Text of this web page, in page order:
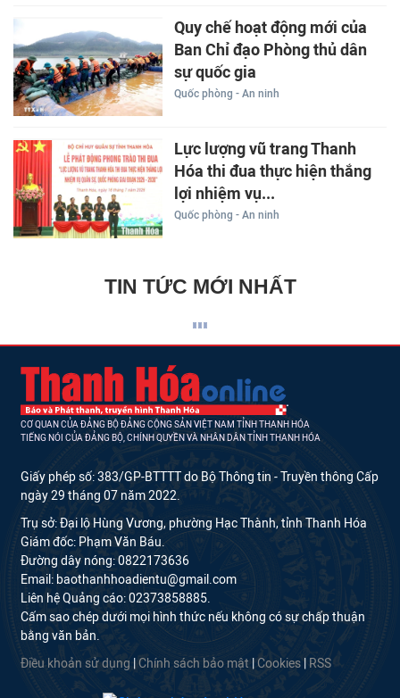
Quy chế hoạt động mới của
Ban Chỉ đạo Phòng thủ dân
sự quốc gia
Quốc phòng - An ninh
Lực lượng vũ trang Thanh
Hóa thi đua thực hiện thắng
lợi nhiệm vụ...
Quốc phòng - An ninh
TIN TỨC MỚI NHẤT
CƠ QUAN CỦA ĐẢNG BỘ ĐẢNG CỘNG SẢN VIỆT NAM TỈNH THANH HÓA
TIẾNG NÓI CỦA ĐẢNG BỘ, CHÍNH QUYỀN VÀ NHÂN DÂN TỈNH THANH HÓA
Giấy phép số: 383/GP-BTTTT do Bộ Thông tin - Truyền thông Cấp
ngày 29 tháng 07 năm 2022.
Trụ sở: Đại lộ Hùng Vương, phường Hạc Thành, tỉnh Thanh Hóa
Giám đốc: Phạm Văn Báu.
Đường dây nóng: 0822173636
Email: baothanhhoadientu@gmail.com
Liên hệ Quảng cáo: 02373858885.
Cấm sao chép dưới mọi hình thức nếu không có sự chấp thuận
bằng văn bản.
Điều khoản sử dụng Chính sách bảo mật Cookies RSS